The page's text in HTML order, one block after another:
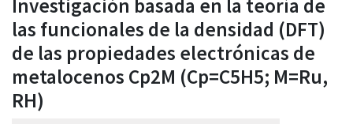
Investigación basada en la teoría de
las funcionales de la densidad (DFT)
de las propiedades electrónicas de
metalocenos Cp2M (Cp=C5H5; M=Ru,
RH)